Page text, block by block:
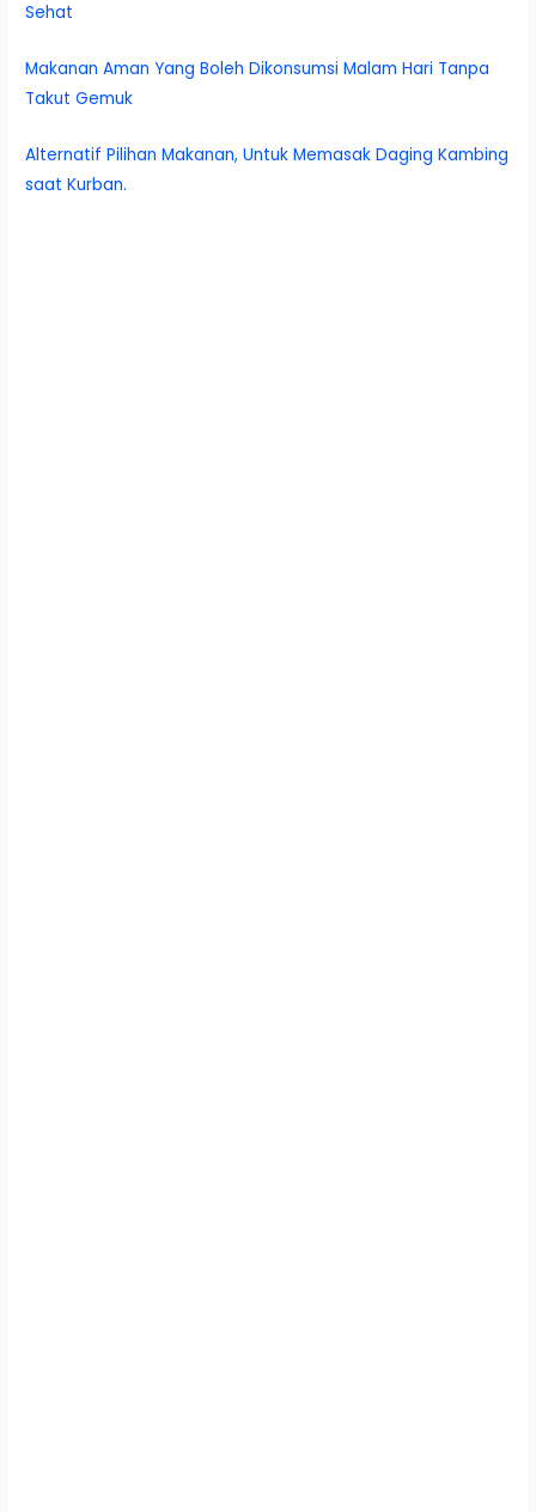
Sehat
Makanan Aman Yang Boleh Dikonsumsi Malam Hari Tanpa
Takut Gemuk
Alternatif Pilihan Makanan, Untuk Memasak Daging Kambing
saat Kurban.